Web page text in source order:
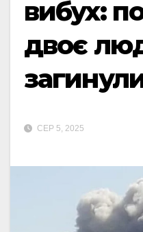
вибух:
двоє
СЕР 5, 2025